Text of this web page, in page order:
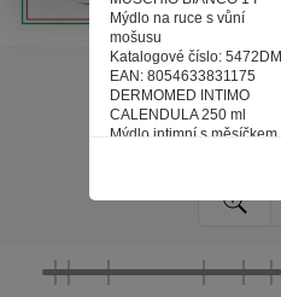
Mýdlo na ruce s vůní
mošusu
Katalogové číslo: 5472DM
EAN: 8054633831175
DERMOMED INTIMO
CALENDULA 250 ml
Mýdlo intimní s měsíčkem
EAN: 8050999570772